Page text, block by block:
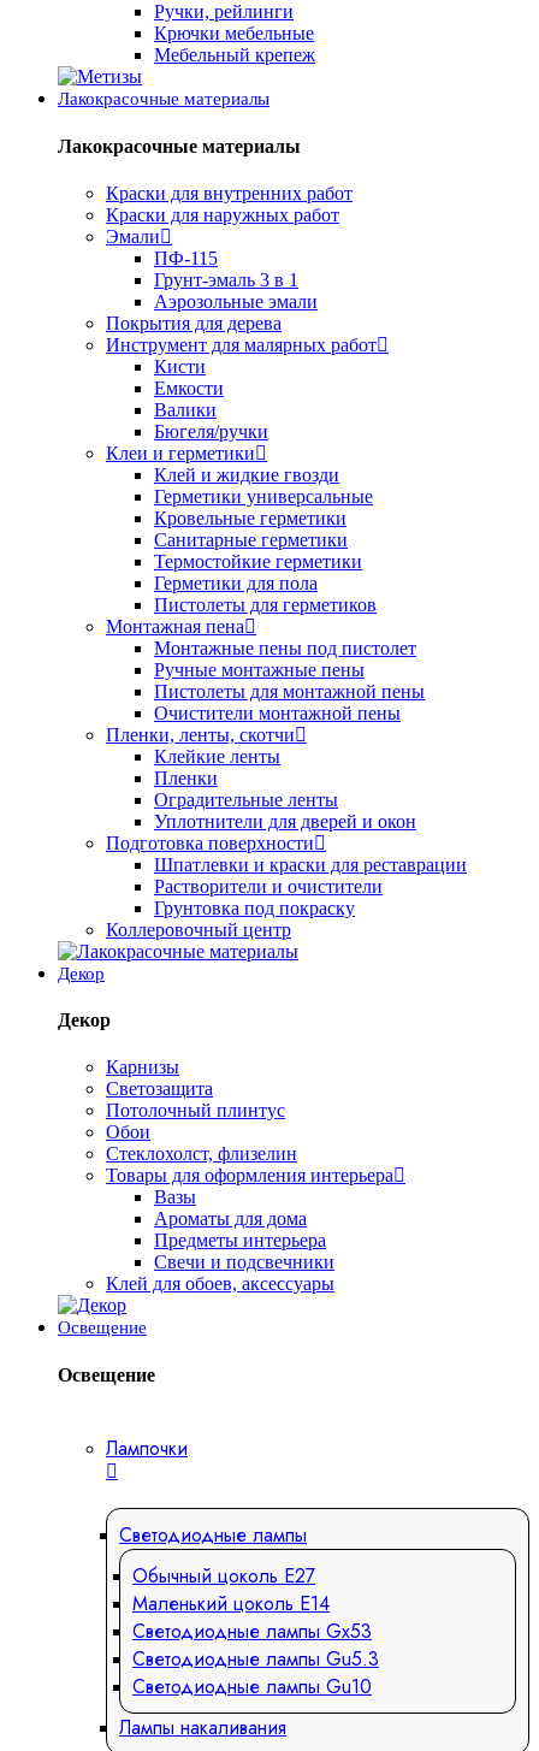
Ручки, рейлинги
Крючки мебельные
Мебельный крепеж
Лакокрасочные материалы
Лакокрасочные материалы
Краски для внутренних работ
Краски для наружных работ
Эмали
ПФ-115
Грунт-эмаль 3 в 1
Аэрозольные эмали
Покрытия для дерева
Инструмент для малярных работ
Кисти
Емкости
Валики
Бюгеля/ручки
Клеи и герметики
Клей и жидкие гвозди
Герметики универсальные
Кровельные герметики
Санитарные герметики
Термостойкие герметики
Герметики для пола
Пистолеты для герметиков
Монтажная пена
Монтажные пены под пистолет
Ручные монтажные пены
Пистолеты для монтажной пены
Очистители монтажной пены
Пленки, ленты, скотчи
Клейкие ленты
Пленки
Оградительные ленты
Уплотнители для дверей и окон
Подготовка поверхности
Шпатлевки и краски для реставрации
Растворители и очистители
Грунтовка под покраску
Коллеровочный центр
Декор
Декор
Карнизы
Светозащита
Потолочный плинтус
Обои
Стеклохолст, флизелин
Товары для оформления интерьера
Вазы
Ароматы для дома
Предметы интерьера
Свечи и подсвечники
Клей для обоев, аксессуары
Освещение
Освещение
Лампочки
Светодиодные лампы
Обычный цоколь Е27
Маленький цоколь Е14
Светодиодные лампы Gx53
Светодиодные лампы Gu5.3
Светодиодные лампы Gu10
Лампы накаливания